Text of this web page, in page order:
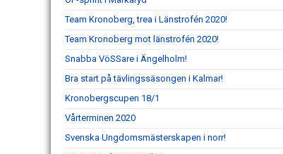
Team Kronoberg, trea i Länstrofén 2020!
Team Kronoberg mot länstrofén 2020!
Snabba VöSSare i Ängelholm!
Bra start på tävlingssäsongen i Kalmar!
Kronobergscupen 18/1
Vårterminen 2020
Svenska Ungdomsmästerskapen i norr!